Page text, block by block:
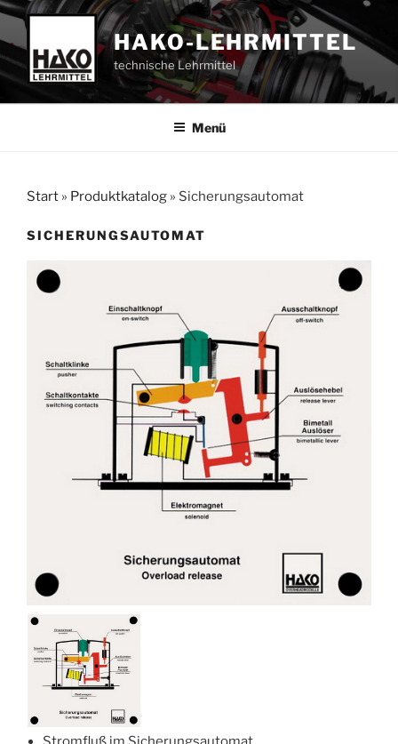
Zum
Inhalt
springen
HAKO-LEHRMITTEL
technische Lehrmittel
Menü
Start » Produktkatalog » Sicherungsautomat
SICHERUNGSAUTOMAT